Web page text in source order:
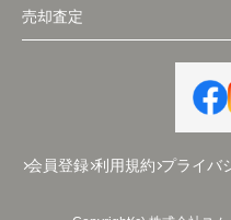
売却査定
会員登録 利用規約 プライバ